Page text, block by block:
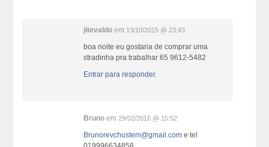
jitevaldo em 13/10/2015 @ 23:43
boa noite eu gostaria de comprar uma
stradinha pra trabalhar 65 9612-5482
Entrar para responder.
Bruno em29/02/2016 @ 15:52
Brunorevchustem@gmail.com e tel